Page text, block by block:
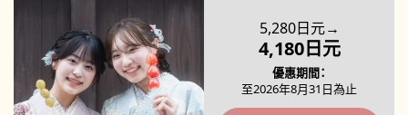
5,280日元→
4,180日元
優惠期間
至2026年8月31日為止